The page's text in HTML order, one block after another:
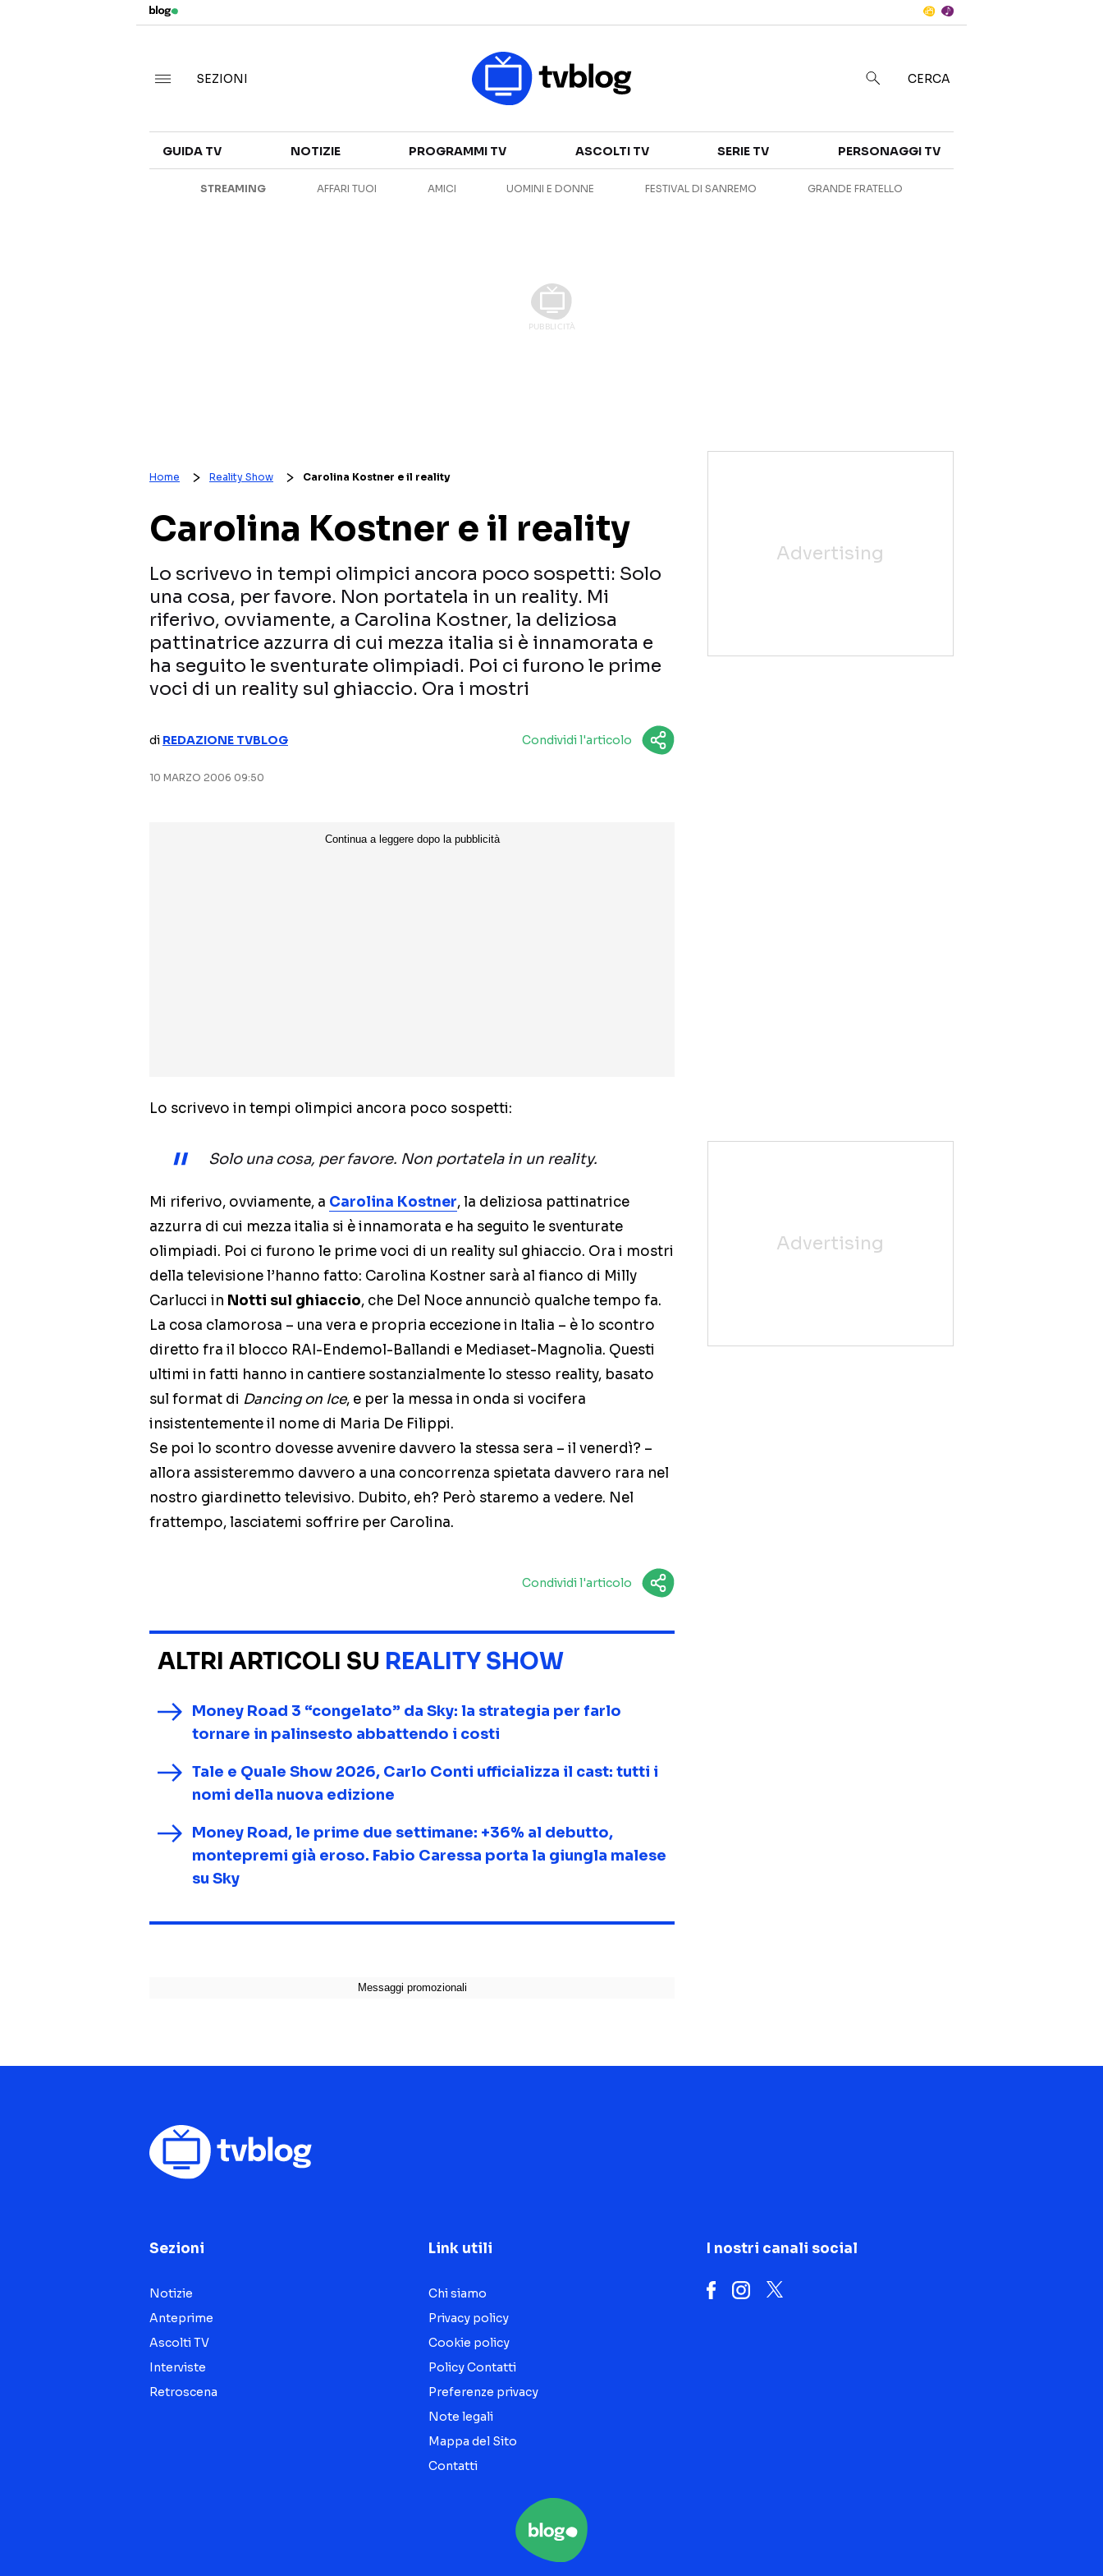
CANALI TV
SERIE TV
ANTEPRIME
SEZIONI CERCA
GUIDA TV NOTIZIE PROGRAMMI TV ASCOLTI TV SERIE TV PERSONAGGI TV
STREAMING AFFARI TUOI AMICI UOMINI E DONNE FESTIVAL DI SANREMO GRANDE FRATELLO
Home Reality Show Carolina Kostner e il reality
Carolina Kostner e il reality
Lo scrivevo in tempi olimpici ancora poco sospetti: Solo
una cosa, per favore. Non portatela in un reality. Mi
riferivo, ovviamente, a Carolina Kostner, la deliziosa
pattinatrice azzurra di cui mezza italia si è innamorata e
ha seguito le sventurate olimpiadi. Poi ci furono le prime
voci di un reality sul ghiaccio. Ora i mostri
di REDAZIONE TVBLOG Condividi l'articolo
10 MARZO 2006 09:50
Lo scrivevo in tempi olimpici ancora poco sospetti:
Solo una cosa, per favore. Non portatela in un reality.
Mi riferivo, ovviamente, a Carolina Kostner, la deliziosa pattinatrice
azzurra di cui mezza italia si è innamorata e ha seguito le sventurate
olimpiadi. Poi ci furono le prime voci di un reality sul ghiaccio. Ora i mostri
della televisione l’hanno fatto: Carolina Kostner sarà al fianco di Milly
Carlucci in Notti sul ghiaccio, che Del Noce annunciò qualche tempo fa.
La cosa clamorosa – una vera e propria eccezione in Italia – è lo scontro
diretto fra il blocco RAI-Endemol-Ballandi e Mediaset-Magnolia. Questi
ultimi in fatti hanno in cantiere sostanzialmente lo stesso reality, basato
sul format di Dancing on Ice, e per la messa in onda si vocifera
insistentemente il nome di Maria De Filippi.
Se poi lo scontro dovesse avvenire davvero la stessa sera – il venerdì? –
allora assisteremmo davvero a una concorrenza spietata davvero rara nel
nostro giardinetto televisivo. Dubito, eh? Però staremo a vedere. Nel
frattempo, lasciatemi soffrire per Carolina.
Condividi l'articolo
ALTRI ARTICOLI SU REALITY SHOW
Money Road 3 “congelato” da Sky: la strategia per farlo
tornare in palinsesto abbattendo i costi
Tale e Quale Show 2026, Carlo Conti ufficializza il cast: tutti i
nomi della nuova edizione
Money Road, le prime due settimane: +36% al debutto,
montepremi già eroso. Fabio Caressa porta la giungla malese
su Sky
Sezioni
Notizie
Anteprime
Ascolti TV
Interviste
Retroscena
Link utili
Chi siamo
Privacy policy
Cookie policy
Policy Contatti
Preferenze privacy
Note legali
Mappa del Sito
Contatti
I nostri canali social